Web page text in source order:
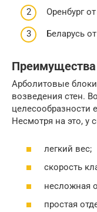
Оренбург
Беларусь
Арболитовые
возведения стен.
целесообразности
Несмотря на это,
легкий вес;
скорость
несложная
простая